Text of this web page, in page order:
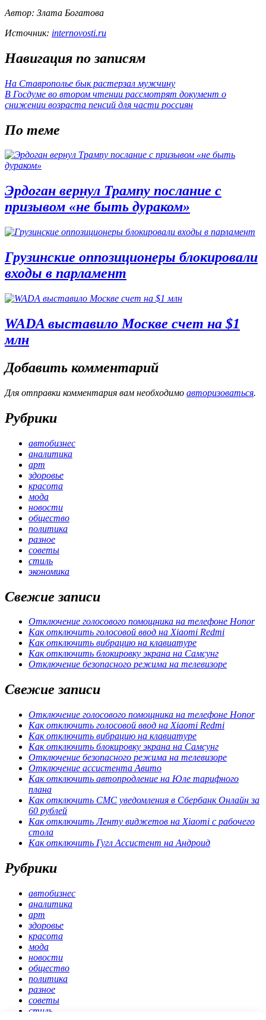
Автор: Злата Богатова
Источник: internovosti.ru
Навигация по записям
На Ставрополье бык растерзал мужчину
В Госдуме во втором чтении рассмотрят документ о
снижении возраста пенсий для части россиян
По теме
Эрдоган вернул Трампу послание с
призывом «не быть дураком»
Грузинские оппозиционеры блокировали
входы в парламент
WADA выставило Москве счет на $1
млн
Добавить комментарий
Для отправки комментария вам необходимо авторизоваться.
Рубрики
автобизнес
аналитика
арт
здоровье
красота
мода
новости
общество
политика
разное
советы
стиль
экономика
Свежие записи
Отключение голосового помощника на телефоне Honor
Как отключить голосовой ввод на Xiaomi Redmi
Как отключить вибрацию на клавиатуре
Как отключить блокировку экрана на Самсунг
Отключение безопасного режима на телевизоре
Свежие записи
Отключение голосового помощника на телефоне Honor
Как отключить голосовой ввод на Xiaomi Redmi
Как отключить вибрацию на клавиатуре
Как отключить блокировку экрана на Самсунг
Отключение безопасного режима на телевизоре
Отключение ассистента Авито
Как отключить автопродление на Юле тарифного
плана
Как отключить СМС уведомления в Сбербанк Онлайн за
60 рублей
Как отключить Ленту виджетов на Xiaomi с рабочего
стола
Как отключить Гугл Ассистент на Андроид
Рубрики
автобизнес
аналитика
арт
здоровье
красота
мода
новости
общество
политика
разное
советы
стиль